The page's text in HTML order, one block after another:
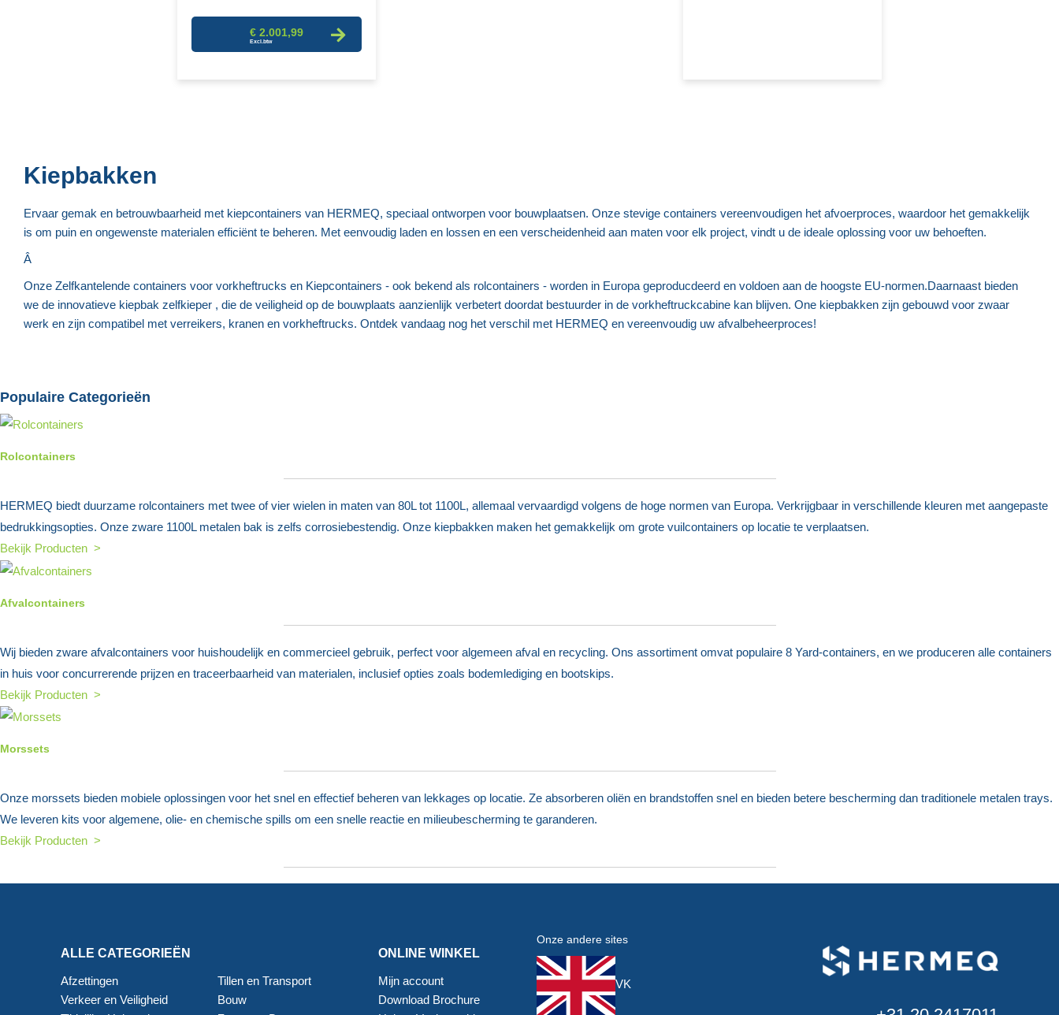
€ 2.001,99
Kiepbakken
Ervaar gemak en betrouwbaarheid met kiepcontainers van HERMEQ, speciaal ontworpen voor bouwplaatsen. Onze stevige containers vereenvoudigen het afvoerproces, waardoor het gemakkelijk
is om puin en ongewenste materialen efficiënt te beheren. Met eenvoudig laden en lossen en een verscheidenheid aan maten voor elk project, vindt u de ideale oplossing voor uw behoeften.
Â
Onze Zelfkantelende containers voor vorkheftrucks en Kiepcontainers - ook bekend als rolcontainers - worden in Europa geproducdeerd en voldoen aan de hoogste EU-normen.Daarnaast bieden
we de innovatieve kiepbak zelfkieper , die de veiligheid op de bouwplaats aanzienlijk verbetert doordat bestuurder in de vorkheftruckcabine kan blijven. One kiepbakken zijn gebouwd voor zwaar
werk en zijn compatibel met verreikers, kranen en vorkheftrucks. Ontdek vandaag nog het verschil met HERMEQ en vereenvoudig uw afvalbeheerproces!
Populaire Categorieën
Rolcontainers
HERMEQ biedt duurzame rolcontainers met twee of vier wielen in maten van 80L tot 1100L, allemaal vervaardigd volgens de hoge normen van Europa. Verkrijgbaar in verschillende kleuren met aangepaste
bedrukkingsopties. Onze zware 1100L metalen bak is zelfs corrosiebestendig. Onze kiepbakken maken het gemakkelijk om grote vuilcontainers op locatie te verplaatsen.
Bekijk Producten >
Afvalcontainers
Wij bieden zware afvalcontainers voor huishoudelijk en commercieel gebruik, perfect voor algemeen afval en recycling. Ons assortiment omvat populaire 8 Yard-containers, en we produceren alle containers
in huis voor concurrerende prijzen en traceerbaarheid van materialen, inclusief opties zoals bodemlediging en bootskips.
Bekijk Producten >
Morssets
Onze morssets bieden mobiele oplossingen voor het snel en effectief beheren van lekkages op locatie. Ze absorberen oliën en brandstoffen snel en bieden betere bescherming dan traditionele metalen trays.
We leveren kits voor algemene, olie- en chemische spills om een snelle reactie en milieubescherming te garanderen.
Bekijk Producten >
ALLE CATEGORIEËN
Afzettingen
Verkeer en Veiligheid
Tillen en Transport
Bouw
ONLINE WINKEL
Mijn account
Download Brochure
Onze andere sites
VK